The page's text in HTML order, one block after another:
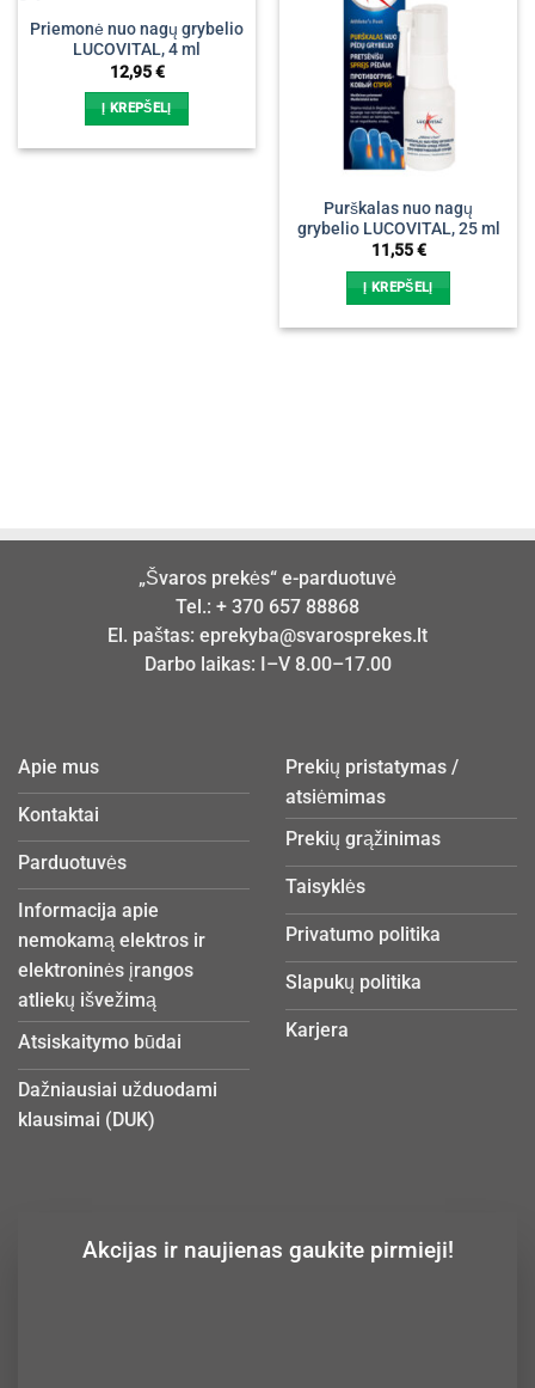
Priemonė nuo nagų grybelio
LUCOVITAL, 4 ml
12,95€
Į KREPŠELĮ
Purškalas nuo nagų
grybelio LUCOVITAL, 25 ml
11,55€
Į KREPŠELĮ
„Švaros prekės“ e-parduotuvė
Tel.: + 370 657 88868
El. paštas: eprekyba@svarosprekes.lt
Darbo laikas: I–V 8.00–17.00
Apie mus
Kontaktai
Parduotuvės
Informacija apie
nemokamą elektros ir
elektroninės įrangos
atliekų išvežimą
Atsiskaitymo būdai
Dažniausiai užduodami
klausimai (DUK)
Prekių pristatymas /
atsiėmimas
Prekių grąžinimas
Taisyklės
Privatumo politika
Slapukų politika
Karjera
Akcijas ir naujienas gaukite pirmieji!